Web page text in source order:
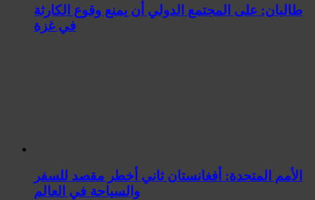
طالبان: على المجتمع الدولي أن يمنع وقوع الكارثة
في غزة
الأمم المتحدة: أفغانستان ثاني أخطر مقصد للسفر
والسياحة في العالم